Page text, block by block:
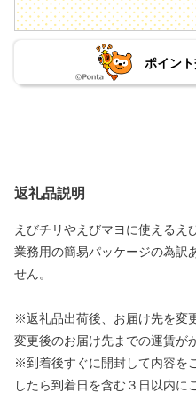
ポイン
返礼品説明
えびチリやえびマヨに使えるえ
業務用の簡易パッケージの為訳
せん。
※返礼品出荷後、お届け先を変
変更後のお届け先までの運賃が
※到着後すぐに開封して内容を
したら到着日を含む３日以内に